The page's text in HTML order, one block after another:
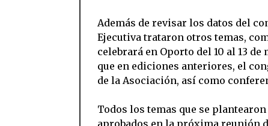
Además de revisar los datos del
Ejecutiva trataron otros temas,
celebrará en Oporto del 10 al 13
que en ediciones anteriores, el
de la Asociación, así como
Todos los temas que se
aprobados en la próxima reunión